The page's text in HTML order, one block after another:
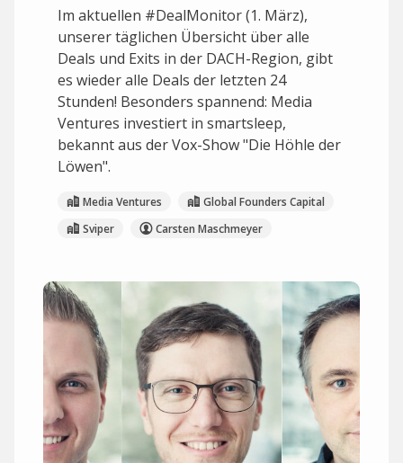
Im aktuellen #DealMonitor (1. März),
unserer täglichen Übersicht über alle
Deals und Exits in der DACH-Region, gibt
es wieder alle Deals der letzten 24
Stunden! Besonders spannend: Media
Ventures investiert in smartsleep,
bekannt aus der Vox-Show "Die Höhle der
Löwen".
Media Ventures
Global Founders Capital
Sviper
Carsten Maschmeyer